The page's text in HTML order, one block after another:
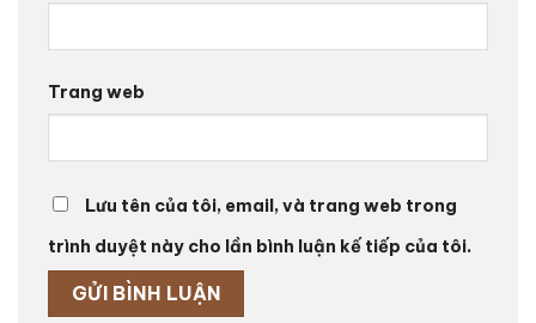
Trang web
Lưu tên của tôi, email, và trang web trong
trình duyệt này cho lần bình luận kế tiếp của tôi.